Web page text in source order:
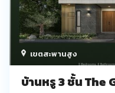
เขตสะพานสูง
บ้านหรู 3 ชั้น